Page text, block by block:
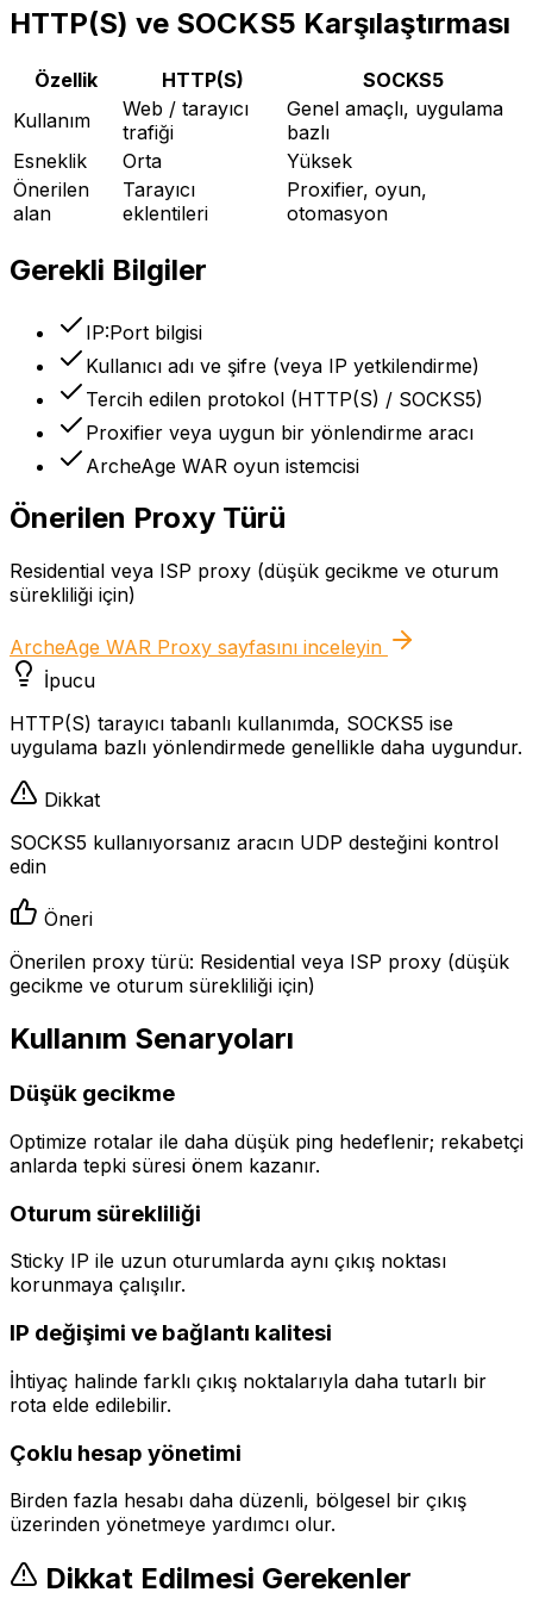
HTTP(S) ve SOCKS5 Karşılaştırması
Özellik HTTP(S)
SOCKS5
Kullanım
Web / tarayıcı
trafiği
Genel amaçlı, uygulama
bazlı
Esneklik
Orta
Yüksek
Önerilen
alan
Tarayıcı
eklentileri
Proxifier, oyun,
otomasyon
Gerekli Bilgiler
IP:Port bilgisi
Kullanıcı adı ve şifre (veya IP yetkilendirme)
Tercih edilen protokol (HTTP(S) / SOCKS5)
Proxifier veya uygun bir yönlendirme aracı
ArcheAge WAR oyun istemcisi
Önerilen Proxy Türü
Residential veya ISP proxy (düşük gecikme ve oturum
sürekliliği için)
ArcheAge WAR Proxy sayfasını inceleyin
İpucu
HTTP(S) tarayıcı tabanlı kullanımda, SOCKS5 ise
uygulama bazlı yönlendirmede genellikle daha uygundur.
Dikkat
SOCKS5 kullanıyorsanız aracın UDP desteğini kontrol
edin
Öneri
Önerilen proxy türü: Residential veya ISP proxy (düşük
gecikme ve oturum sürekliliği için)
Kullanım Senaryoları
Düşük gecikme
Optimize rotalar ile daha düşük ping hedeflenir; rekabetçi
anlarda tepki süresi önem kazanır.
Oturum sürekliliği
Sticky IP ile uzun oturumlarda aynı çıkış noktası
korunmaya çalışılır.
IP değişimi ve bağlantı kalitesi
İhtiyaç halinde farklı çıkış noktalarıyla daha tutarlı bir
rota elde edilebilir.
Çoklu hesap yönetimi
Birden fazla hesabı daha düzenli, bölgesel bir çıkış
üzerinden yönetmeye yardımcı olur.
Dikkat Edilmesi Gerekenler